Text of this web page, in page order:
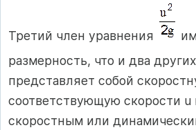
Третий член уравнения
размерность, что и два
представляет собой
соответствующую скорости u
скоростным или